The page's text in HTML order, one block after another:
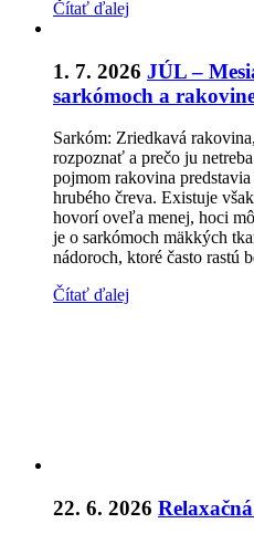
Čítať ďalej
1. 7. 2026 JÚL –
sarkómoch a
Sarkóm: Zriedkavá
rozpoznať a prečo ju
pojmom rakovina
hrubého čreva. Existuje
hovorí oveľa menej, hoci
je o sarkómoch mäkkých
nádoroch, ktoré často rastú
Čítať ďalej
22. 6. 2026